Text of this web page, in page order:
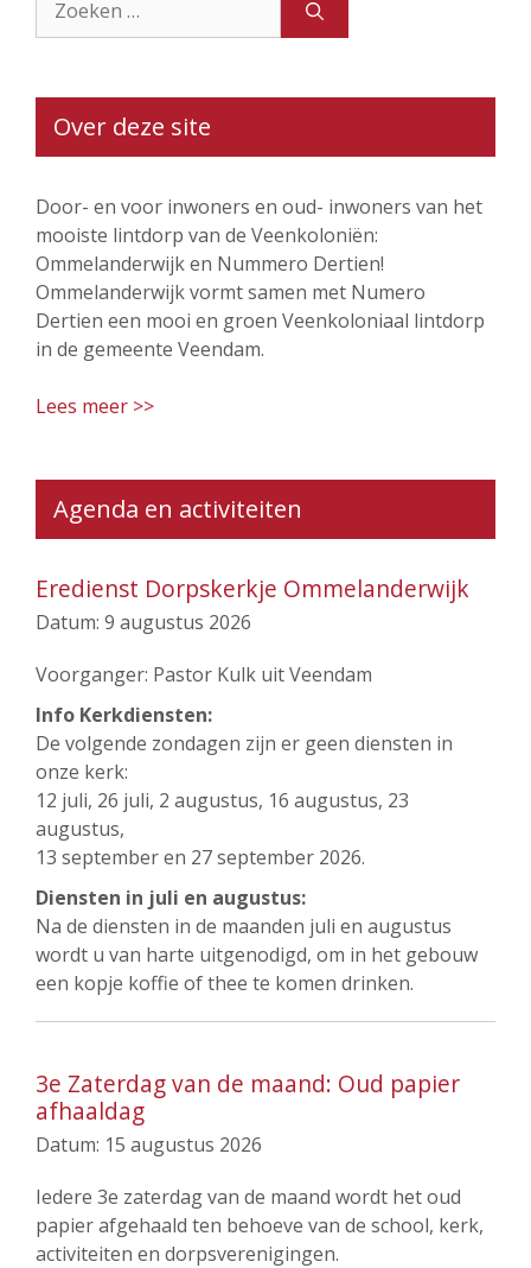
naar:
Over deze site
Door- en voor inwoners en oud- inwoners van het
mooiste lintdorp van de Veenkoloniën:
Ommelanderwijk en Nummero Dertien!
Ommelanderwijk vormt samen met Numero
Dertien een mooi en groen Veenkoloniaal lintdorp
in de gemeente Veendam.
Lees meer >>
Agenda en activiteiten
Eredienst Dorpskerkje Ommelanderwijk
Datum: 9 augustus 2026
Voorganger: Pastor Kulk uit Veendam
Info Kerkdiensten:
De volgende zondagen zijn er geen diensten in
onze kerk:
12 juli, 26 juli, 2 augustus, 16 augustus, 23
augustus,
13 september en 27 september 2026.
Diensten in juli en augustus:
Na de diensten in de maanden juli en augustus
wordt u van harte uitgenodigd, om in het gebouw
een kopje koffie of thee te komen drinken.
3e Zaterdag van de maand: Oud papier
afhaaldag
Datum: 15 augustus 2026
Iedere 3e zaterdag van de maand wordt het oud
papier afgehaald ten behoeve van de school, kerk,
activiteiten en dorpsverenigingen.